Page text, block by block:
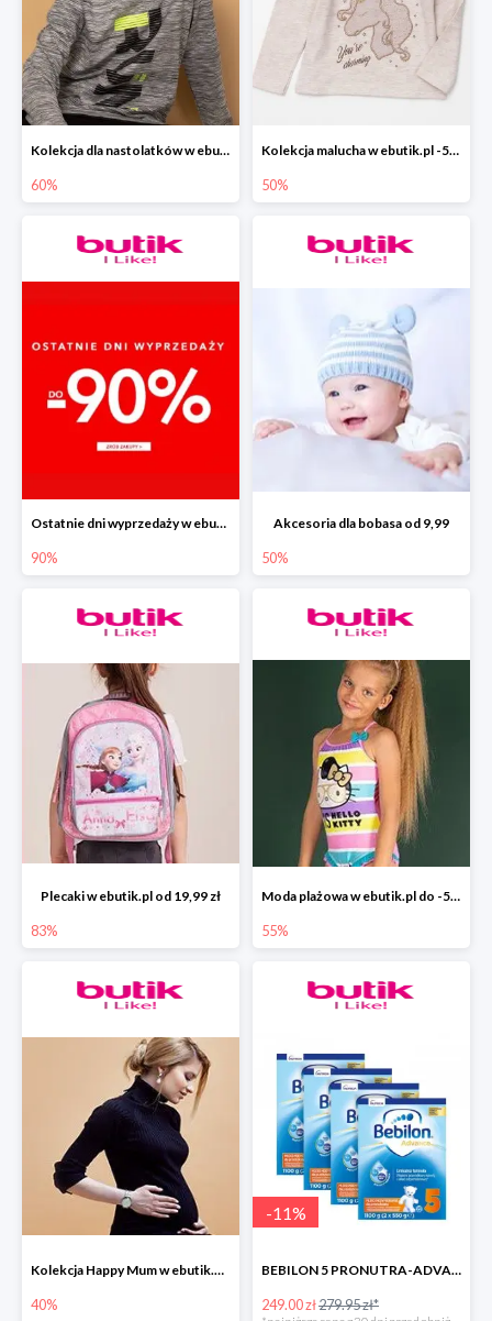
Kolekcja dla nastolatków w ebutik.pl do -60%
60%
Kolekcja malucha w ebutik.pl -50%
50%
Ostatnie dni wyprzedaży w ebutik.pl do -90%
90%
Akcesoria dla bobasa od 9,99
50%
Plecaki w ebutik.pl od 19,99 zł
83%
Moda plażowa w ebutik.pl do -55%
55%
Kolekcja Happy Mum w ebutik.pl do -40%
40%
-11%
BEBILON 5 PRONUTRA-ADVANCE MLEKO MODYFIKOWANE
249.00 zł279.95 zł*